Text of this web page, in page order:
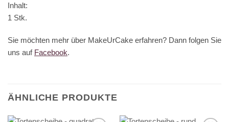
Inhalt:
1 Stk.
Sie möchten mehr über MakeUrCake erfahren? Dann folgen Sie
uns auf Facebook.
ÄHNLICHE PRODUKTE